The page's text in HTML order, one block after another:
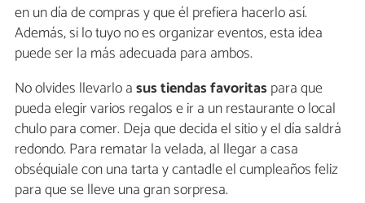
en un día de compras y que él prefiera hacerlo así.
Además, si lo tuyo no es organizar eventos, esta idea
puede ser la más adecuada para ambos.
No olvides llevarlo asus tiendas favoritas para que
pueda elegir varios regalos e ir a un restaurante o local
chulo para comer. Deja que decida el sitio y el día saldrá
redondo. Para rematar la velada, al llegar a casa
obséquiale con una tarta y cantadle el cumpleaños feliz
para que se lleve una gran sorpresa.